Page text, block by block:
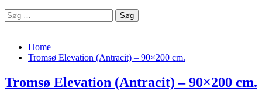
Søg
efter:
Home
Tromsø Elevation (Antracit) – 90×200 cm.
Tromsø Elevation (Antracit) – 90×200 cm.